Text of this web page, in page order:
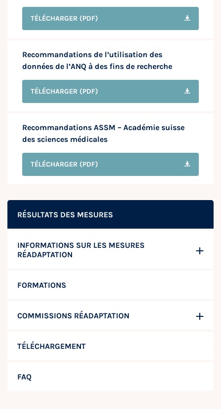
RÉSULTATS DES MESURES
INFORMATIONS SUR LES MESURES
RÉADAPTATION
FORMATIONS
COMMISSIONS RÉADAPTATION
TÉLÉCHARGEMENT
FAQ
TÉLÉCHARGER (PDF)
Recommandations de l’utilisation des
données de l’ANQ à des fins de recherche
TÉLÉCHARGER (PDF)
Recommandations ASSM – Académie suisse
des sciences médicales
TÉLÉCHARGER (PDF)